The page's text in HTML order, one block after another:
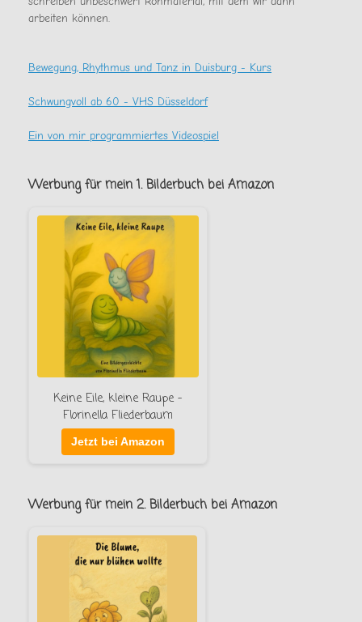
arbeiten können.
Bewegung, Rhythmus und Tanz in Duisburg - Kurs
Schwungvoll ab 60 - VHS Düsseldorf
Ein von mir programmiertes Videospiel
Werbung für mein 1. Bilderbuch bei Amazon
Keine Eile, kleine Raupe –
Florinella Fliederbaum
Jetzt bei Amazon
Werbung für mein 2. Bilderbuch bei Amazon